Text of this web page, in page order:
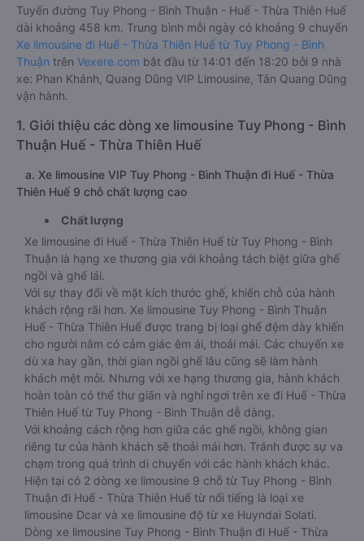
Tuyến đường Tuy Phong - Bình Thuận - Huế - Thừa Thiên Huế
dài khoảng 458 km. Trung bình mỗi ngày có khoảng 9 chuyến
Xe limousine đi Huế - Thừa Thiên Huế từ Tuy Phong - Bình
Thuận trên Vexere.com bắt đầu từ 14:01 đến 18:20 bởi 9 nhà
xe: Phan Khánh, Quang Dũng VIP Limousine, Tân Quang Dũng
vận hành.
1. Giới thiệu các dòng xe limousine Tuy Phong - Bình
Thuận Huế - Thừa Thiên Huế
a. Xe limousine VIP Tuy Phong - Bình Thuận đi Huế - Thừa
Thiên Huế 9 chỗ chất lượng cao
Chất lượng
Xe limousine đi Huế - Thừa Thiên Huế từ Tuy Phong - Bình
Thuận là hạng xe thương gia với khoảng tách biệt giữa ghế
ngồi và ghế lái.
Với sự thay đổi về mặt kích thước ghế, khiến chỗ của hành
khách rộng rãi hơn. Xe limousine Tuy Phong - Bình Thuận
Huế - Thừa Thiên Huế được trang bị loại ghế đệm dày khiến
cho người nằm có cảm giác êm ái, thoải mái. Các chuyến xe
dù xa hay gần, thời gian ngồi ghế lâu cũng sẽ làm hành
khách mệt mỏi. Nhưng với xe hạng thương gia, hành khách
hoàn toàn có thể thư giãn và nghỉ ngơi trên xe đi Huế - Thừa
Thiên Huế từ Tuy Phong - Bình Thuận dễ dàng.
Với khoảng cách rộng hơn giữa các ghế ngồi, không gian
riêng tư của hành khách sẽ thoải mái hơn. Tránh được sự va
chạm trong quá trình di chuyển với các hành khách khác.
Hiện tại có 2 dòng xe limousine 9 chỗ từ Tuy Phong - Bình
Thuận đi Huế - Thừa Thiên Huế từ nổi tiếng là loại xe
limousine Dcar và xe limousine độ từ xe Huyndai Solati.
Dòng xe limousine Tuy Phong - Bình Thuận đi Huế - Thừa